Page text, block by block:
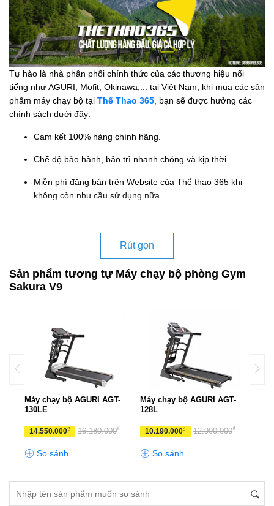
Tự hào là nhà phân phối chính thức của các thương hiệu nổi
tiếng như AGURI, Mofit, Okinawa,... tại Việt Nam, khi mua các sản
phẩm máy chạy bộ tại Thể Thao 365, bạn sẽ được hưởng các
chính sách dưới đây:
Cam kết 100% hàng chính hãng.
Chế độ bảo hành, bảo trì nhanh chóng và kịp thời.
Miễn phí đăng bán trên Website của Thể thao 365 khi
không còn nhu cầu sử dụng nữa.
Rút gọn
Sản phẩm tương tự Máy chạy bộ phòng Gym
Sakura V9
Máy chạy bộ AGURI AGT-
130LE
14.550.000₫ 16.180.000₫
So sánh
Máy chạy bộ AGURI AGT-
128L
10.190.000₫ 12.900.000₫
So sánh